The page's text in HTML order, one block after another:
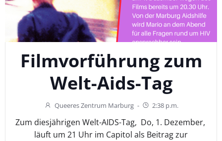
Filmvorführung zum
Welt-Aids-Tag
Queeres Zentrum Marburg - 2:38 p.m.
Zum diesjährigen Welt-AIDS-Tag, Do, 1. Dezember,
läuft um 21 Uhr im Capitol als Beitrag zur